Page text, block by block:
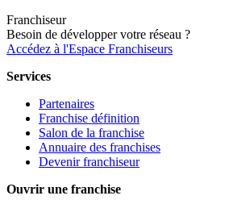
Franchiseur
Besoin de développer votre réseau ?
Accédez à l'Espace Franchiseurs
Services
Partenaires
Franchise définition
Salon de la franchise
Annuaire des franchises
Devenir franchiseur
Ouvrir une franchise